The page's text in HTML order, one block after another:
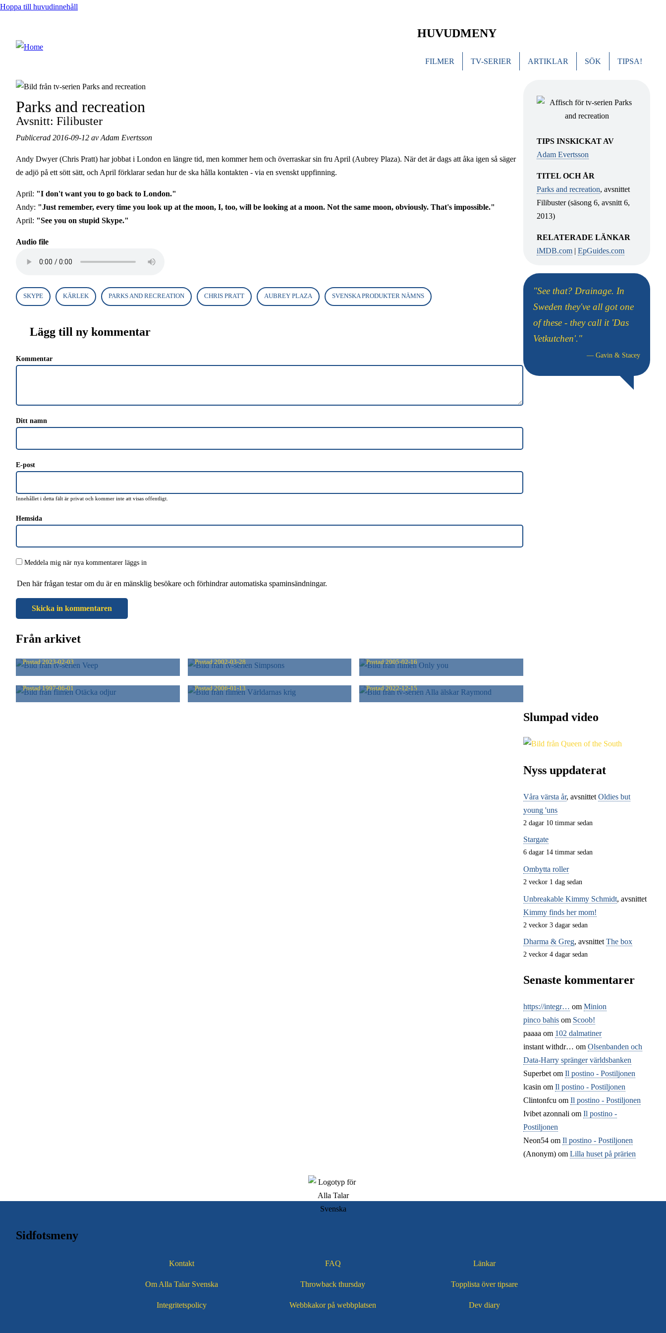
Hoppa till huvudinnehåll
HUVUDMENY
FILMER TV-SERIER ARTIKLAR SÖK TIPSA!
Parks and recreation
Avsnitt: Filibuster
Publicerad 2016-09-12 av Adam Evertsson
Andy Dwyer (Chris Pratt) har jobbat i London en längre tid, men kommer hem och överraskar sin fru April (Aubrey Plaza). När det är dags att åka igen så säger
de adjö på ett sött sätt, och April förklarar sedan hur de ska hålla kontakten - via en svenskt uppfinning.
April: "I don't want you to go back to London."
Andy: "Just remember, every time you look up at the moon, I, too, will be looking at a moon. Not the same moon, obviously. That's impossible."
April: "See you on stupid Skype."
Audio file
SKYPE KÄRLEK PARKS AND RECREATION CHRIS PRATT AUBREY PLAZA SVENSKA PRODUKTER NÄMNS
Lägg till ny kommentar
Kommentar
Ditt namn
E-post
Innehållet i detta fält är privat och kommer inte att visas offentligt.
Hemsida
Meddela mig när nya kommentarer läggs in
Den här frågan testar om du är en mänsklig besökare och förhindrar automatiska spaminsändningar.
Från arkivet
Postad2023-02-03 Postad2002-03-28 Postad2005-02-16
OTÄCKA ODJUR
Postad1997-06-01
VÄRLDARNAS KRIG
Postad2006-01-13
ALLA ÄLSKAR RAYMOND
Postad2022-12-15
TIPS INSKICKAT AV
Adam Evertsson
TITEL OCH ÅR
Parks and recreation, avsnittet
Filibuster (säsong 6, avsnitt 6,
2013)
RELATERADE LÄNKAR
iMDB.com |EpGuides.com
"See that? Drainage. In
Sweden they've all got one
of these - they call it 'Das
Vetkutchen'."
— Gavin & Stacey
Slumpad video
Nyss uppdaterat
Våra värsta år, avsnittet Oldies but
young 'uns
2 dagar 10 timmar sedan
Stargate
6 dagar 14 timmar sedan
Ombytta roller
2 veckor 1 dag sedan
Unbreakable Kimmy Schmidt, avsnittet
Kimmy finds her mom!
2 veckor 3 dagar sedan
Dharma & Greg, avsnittet The box
2 veckor 4 dagar sedan
Senaste kommentarer
https://integr… om Minion
pinco bahis om Scoob!
paaaa om 102 dalmatiner
instant withdr… om Olsenbanden och
Data-Harry spränger världsbanken
Superbet om Il postino - Postiljonen
lcasin om Il postino - Postiljonen
Clintonfcu om Il postino - Postiljonen
Ivibet azonnali om Il postino -
Postiljonen
Neon54 om Il postino - Postiljonen
(Anonym) om Lilla huset på prärien
Sidfotsmeny
Kontakt FAQ Länkar
Om Alla Talar Svenska Throwback thursday Topplista över tipsare
Integritetspolicy Webbkakor på webbplatsen Dev diary